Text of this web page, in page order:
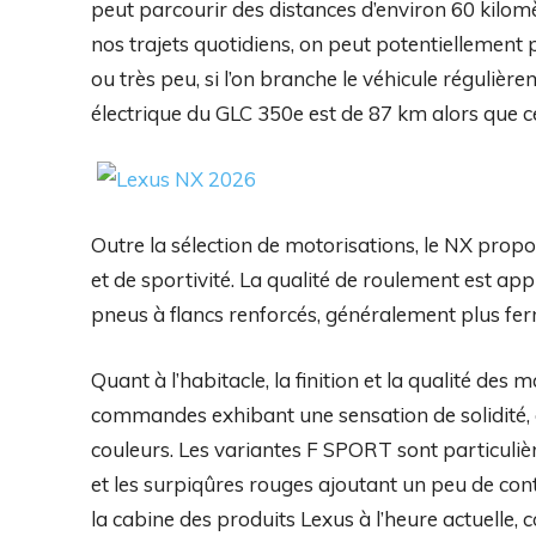
peut parcourir des distances d’environ 60
nos trajets quotidiens, on peut potentiellement
ou très peu, si l’on branche le véhicule
électrique du GLC 350e est de 87 km alors que
Outre la sélection de motorisations, le NX
et de sportivité. La qualité de roulement est
pneus à flancs renforcés, généralement plus
Quant à l’habitacle, la finition et la qualité des
commandes exhibant une sensation de
couleurs. Les variantes F SPORT sont
et les surpiqûres rouges ajoutant un peu de
la cabine des produits Lexus à l’heure actuelle,